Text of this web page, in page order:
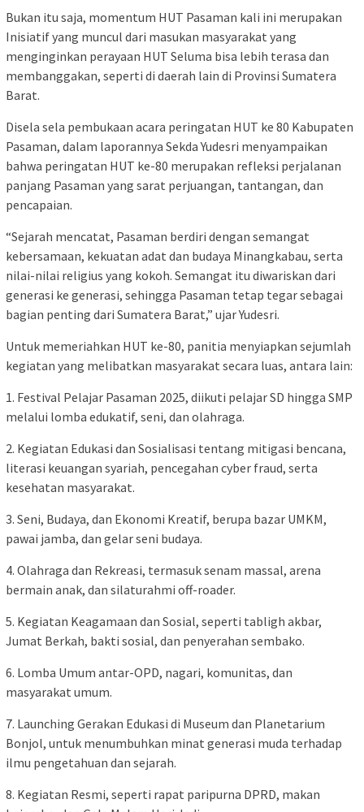
Bukan itu saja, momentum HUT Pasaman kali ini merupakan
Inisiatif yang muncul dari masukan masyarakat yang
menginginkan perayaan HUT Seluma bisa lebih terasa dan
membanggakan, seperti di daerah lain di Provinsi Sumatera
Barat.
Disela sela pembukaan acara peringatan HUT ke 80 Kabupaten
Pasaman, dalam laporannya Sekda Yudesri menyampaikan
bahwa peringatan HUT ke-80 merupakan refleksi perjalanan
panjang Pasaman yang sarat perjuangan, tantangan, dan
pencapaian.
“Sejarah mencatat, Pasaman berdiri dengan semangat
kebersamaan, kekuatan adat dan budaya Minangkabau, serta
nilai-nilai religius yang kokoh. Semangat itu diwariskan dari
generasi ke generasi, sehingga Pasaman tetap tegar sebagai
bagian penting dari Sumatera Barat,” ujar Yudesri.
Untuk memeriahkan HUT ke-80, panitia menyiapkan sejumlah
kegiatan yang melibatkan masyarakat secara luas, antara lain:
1. Festival Pelajar Pasaman 2025, diikuti pelajar SD hingga SMP
melalui lomba edukatif, seni, dan olahraga.
2. Kegiatan Edukasi dan Sosialisasi tentang mitigasi bencana,
literasi keuangan syariah, pencegahan cyber fraud, serta
kesehatan masyarakat.
3. Seni, Budaya, dan Ekonomi Kreatif, berupa bazar UMKM,
pawai jamba, dan gelar seni budaya.
4. Olahraga dan Rekreasi, termasuk senam massal, arena
bermain anak, dan silaturahmi off-roader.
5. Kegiatan Keagamaan dan Sosial, seperti tabligh akbar,
Jumat Berkah, bakti sosial, dan penyerahan sembako.
6. Lomba Umum antar-OPD, nagari, komunitas, dan
masyarakat umum.
7. Launching Gerakan Edukasi di Museum dan Planetarium
Bonjol, untuk menumbuhkan minat generasi muda terhadap
ilmu pengetahuan dan sejarah.
8. Kegiatan Resmi, seperti rapat paripurna DPRD, makan